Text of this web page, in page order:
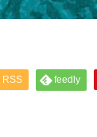
RSS feedly